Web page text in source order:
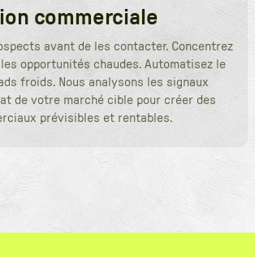
commerciale
avant de les contacter. Concentrez
opportunités chaudes. Automatisez le
froids. Nous analysons les signaux
de votre marché cible pour créer des
prévisibles et rentables.